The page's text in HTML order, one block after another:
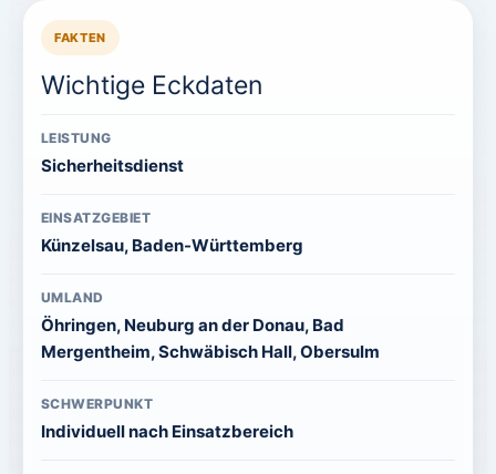
FAKTEN
Wichtige Eckdaten
LEISTUNG
Sicherheitsdienst
EINSATZGEBIET
Künzelsau, Baden-Württemberg
UMLAND
Öhringen, Neuburg an der Donau, Bad
Mergentheim, Schwäbisch Hall, Obersulm
SCHWERPUNKT
Individuell nach Einsatzbereich